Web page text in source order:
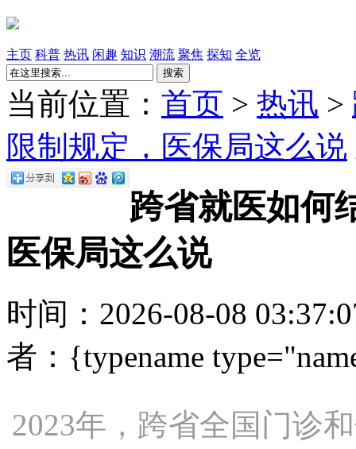
主页 科普 热讯 闲趣 知识 潮流 聚焦 探知 全览
搜索
当前位置： 首页 > 热讯 >
限制规定，医保局这么说
跨省就医如何
医保局这么说
时间：2026-08-08
者：{typename
2023年，跨省全国门诊